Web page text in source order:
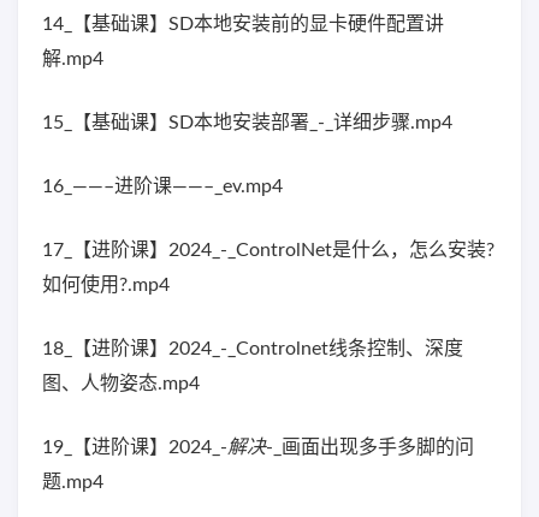
14_【基础课】SD本地安装前的显卡硬件配置讲
解.mp4
15_【基础课】SD本地安装部署_-_详细步骤.mp4
16_——–进阶课——–_ev.mp4
17_【进阶课】2024_-_ControlNet是什么，怎么安装?
如何使用?.mp4
18_【进阶课】2024_-_Controlnet线条控制、深度
图、人物姿态.mp4
19_【进阶课】2024_-解决-_画面出现多手多脚的问
题.mp4